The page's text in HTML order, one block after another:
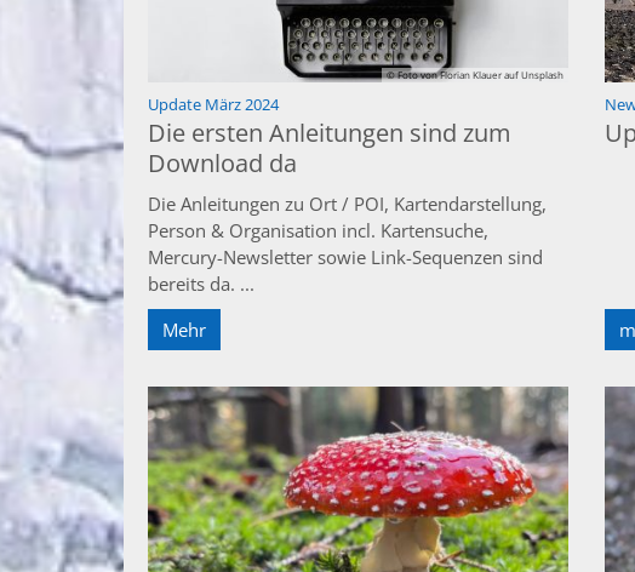
© Foto von Florian Klauer auf Unsplash
Update März 2024:
Die ersten Anleitungen sind zum
Download da
Die Anleitungen zu Ort / POI, Kartendarstellung,
Person & Organisation incl. Kartensuche,
Mercury-Newsletter sowie Link-Sequenzen sind
bereits da. ...
Mehr